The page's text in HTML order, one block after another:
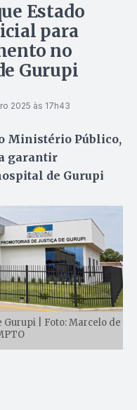
Estado
para
no
Gurupi
2025 às 17h43
Ministério Público,
garantir
de Gurupi
Gurupi | Foto: Marcelo de